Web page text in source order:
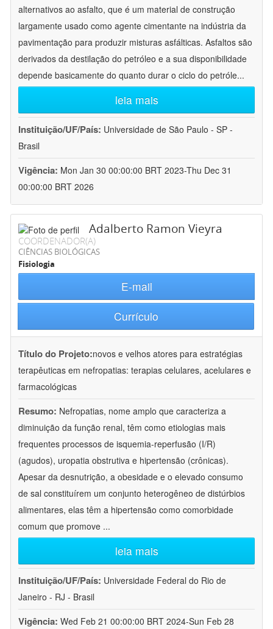
alternativos ao asfalto, que é um material de construção
largamente usado como agente cimentante na indústria da
pavimentação para produzir misturas asfálticas. Asfaltos são
derivados da destilação do petróleo e a sua disponibilidade
depende basicamente do quanto durar o ciclo do petróle...
leia mais
Instituição/UF/País: Universidade de São Paulo - SP -
Brasil
Vigência: Mon Jan 30 00:00:00 BRT 2023-Thu Dec 31
00:00:00 BRT 2026
Adalberto Ramon Vieyra
COORDENADOR(A)
CIÊNCIAS BIOLÓGICAS
Fisiologia
E-mail
Currículo
Título do Projeto:novos e velhos atores para estratégias
terapêuticas em nefropatias: terapias celulares, acelulares e
farmacológicas
Resumo: Nefropatias, nome amplo que caracteriza a
diminuição da função renal, têm como etiologias mais
frequentes processos de isquemia-reperfusão (I/R)
(agudos), uropatia obstrutiva e hipertensão (crônicas).
Apesar da desnutrição, a obesidade e o elevado consumo
de sal constituírem um conjunto heterogêneo de distúrbios
alimentares, elas têm a hipertensão como comorbidade
comum que promove ...
leia mais
Instituição/UF/País: Universidade Federal do Rio de
Janeiro - RJ - Brasil
Vigência: Wed Feb 21 00:00:00 BRT 2024-Sun Feb 28